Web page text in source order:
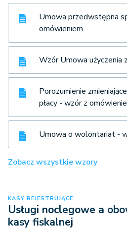
Umowa przedwstępna
omówieniem
Wzór Umowa użyczenia
Porozumienie
płacy - wzór z
Umowa o wolontariat -
Zobacz wszystkie wzory
KASY REJESTRUJĄCE
Usługi noclegowe a
kasy fiskalnej